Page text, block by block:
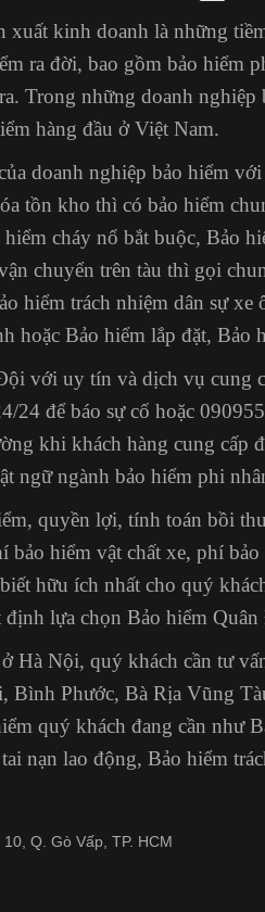
xuất kinh doanh là những
ra đời, bao gồm bảo hiểm
Trong những doanh nghiệp
hàng đầu ở Việt Nam.
doanh nghiệp bảo hiểm
tồn kho thì có bảo hiểm
hiểm cháy nổ bắt buộc, Bảo
chuyển trên tàu thì gọi
hiểm trách nhiệm dân sự
hoặc Bảo hiểm lắp đặt, Bảo
với uy tín và dịch vụ cung
24 để báo sự cố hoặc
khi khách hàng cung cấp
ngữ ngành bảo hiểm phi
quyền lợi, tính toán bồi
bảo hiểm vật chất xe, phí bảo
hữu ích nhất cho quý
định lựa chọn Bảo hiểm
Hà Nội, quý khách cần tư
Phước, Bà Rịa Vũng
quý khách đang cần như
nạn lao động, Bảo hiểm
Q. Gò Vấp, TP. HCM